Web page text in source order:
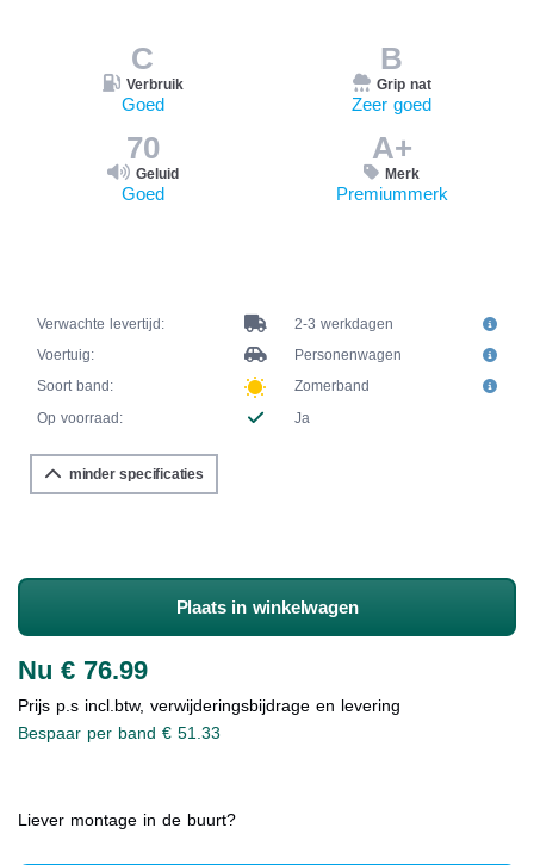
C
Verbruik
Goed
B
Grip nat
Zeer goed
70
Geluid
Goed
A+
Merk
Premiummerk
Verwachte levertijd:
2-3 werkdagen
Voertuig:
Personenwagen
Soort band:
Zomerband
Op voorraad:
Ja
minder specificaties
Plaats in winkelwagen
Nu € 76.99
Prijs p.s incl.btw, verwijderingsbijdrage en levering
Bespaar per band € 51.33
Liever montage in de buurt?